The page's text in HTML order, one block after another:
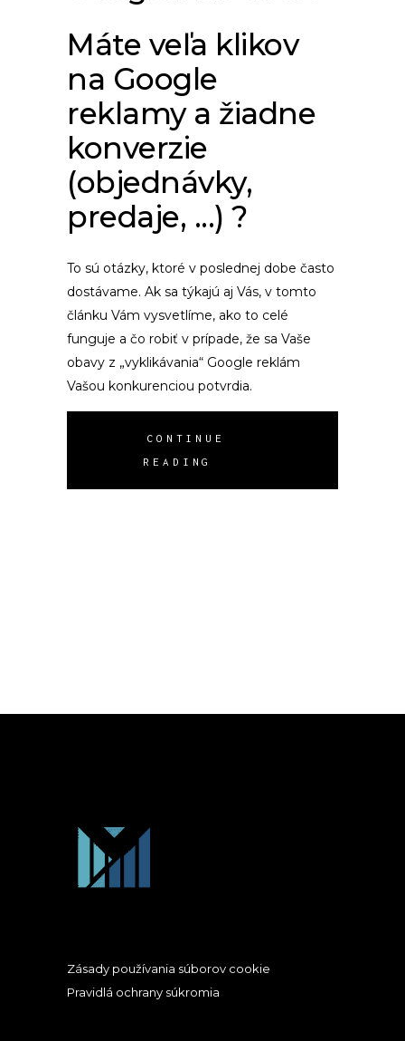
Máte veľa klikov
na Google
reklamy a žiadne
konverzie
(objednávky,
predaje, ...) ?
To sú otázky, ktoré v poslednej dobe často
dostávame. Ak sa týkajú aj Vás, v tomto
článku Vám vysvetlíme, ako to celé
funguje a čo robiť v prípade, že sa Vaše
obavy z „vyklikávania“ Google reklám
Vašou konkurenciou potvrdia.
CONTINUE
READING
Zásady používania súborov cookie
Pravidlá ochrany súkromia